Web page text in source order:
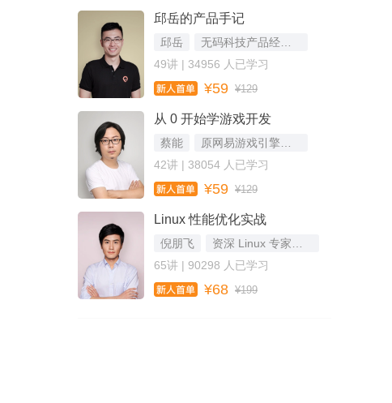
邱岳的产品手记
邱岳
49讲 | 34956 人已学习
¥59 ¥129
从 0 开始学游戏开发
蔡能
42讲 | 38054 人已学习
¥59 ¥129
Linux 性能优化实战
倪朋飞
65讲 | 90298 人已学习
¥68 ¥199